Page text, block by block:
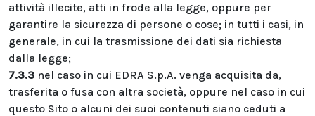
attività illecite, atti in frode alla legge, oppure per
garantire la sicurezza di persone o cose; in tutti i casi, in
generale, in cui la trasmissione dei dati sia richiesta
dalla legge;
7.3.3 nel caso in cui EDRA S.p.A. venga acquisita da,
trasferita o fusa con altra società, oppure nel caso in cui
questo Sito o alcuni dei suoi contenuti siano ceduti a